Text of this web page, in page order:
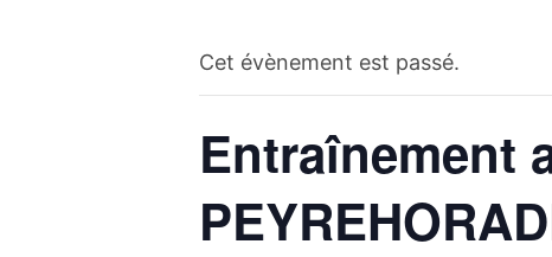
Cet évènement est passé.
Entraînement